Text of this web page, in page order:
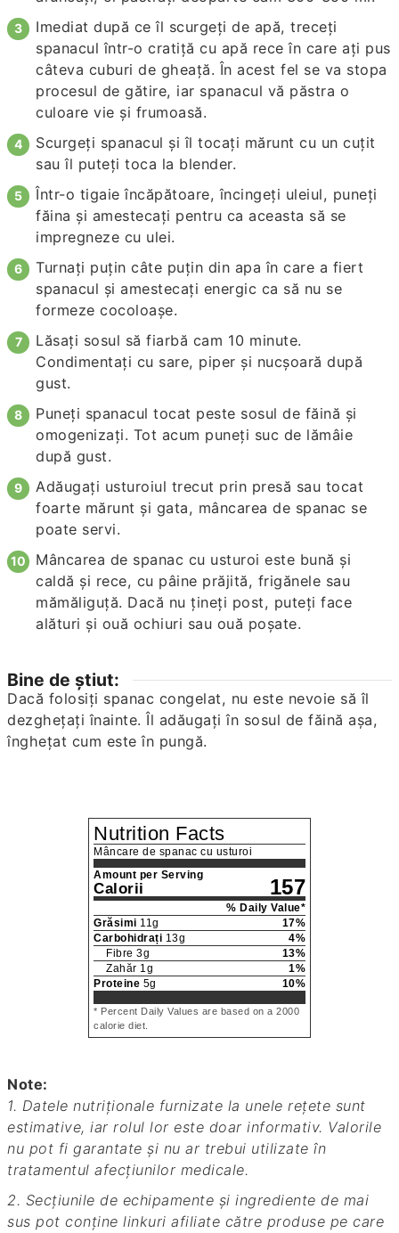
Imediat după ce îl scurgeți de apă, treceți
spanacul într-o cratiță cu apă rece în care ați pus
câteva cuburi de gheață. În acest fel se va stopa
procesul de gătire, iar spanacul vă păstra o
culoare vie și frumoasă.
Scurgeți spanacul și îl tocați mărunt cu un cuțit
sau îl puteți toca la blender.
Într-o tigaie încăpătoare, încingeți uleiul, puneți
făina și amestecați pentru ca aceasta să se
impregneze cu ulei.
Turnați puțin câte puțin din apa în care a fiert
spanacul și amestecați energic ca să nu se
formeze cocoloașe.
Lăsați sosul să fiarbă cam 10 minute.
Condimentați cu sare, piper și nucșoară după
gust.
Puneți spanacul tocat peste sosul de făină și
omogenizați. Tot acum puneți suc de lămâie
după gust.
Adăugați usturoiul trecut prin presă sau tocat
foarte mărunt și gata, mâncarea de spanac se
poate servi.
Mâncarea de spanac cu usturoi este bună și
caldă și rece, cu pâine prăjită, frigănele sau
mămăliguță. Dacă nu țineți post, puteți face
alături și ouă ochiuri sau ouă poșate.
Bine de știut:
Dacă folosiți spanac congelat, nu este nevoie să îl
dezghețați înainte. Îl adăugați în sosul de făină așa,
înghețat cum este în pungă.
Nutrition Facts
Mâncare de spanac cu usturoi
Amount per Serving
Calorii 157
% Daily Value*
Grăsimi 11g 17%
Carbohidrați 13g 4%
Fibre 3g 13%
Zahăr 1g 1%
Proteine 5g 10%
* Percent Daily Values are based on a 2000
calorie diet.
Note:
1. Datele nutriționale furnizate la unele rețete sunt
estimative, iar rolul lor este doar informativ. Valorile
nu pot fi garantate și nu ar trebui utilizate în
tratamentul afecțiunilor medicale.
2. Secțiunile de echipamente și ingrediente de mai
sus pot conține linkuri afiliate către produse pe care